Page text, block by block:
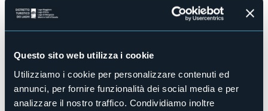
Questo sito web utilizza i cookie
Utilizziamo i cookie per personalizzare contenuti ed
annunci, per fornire funzionalità dei social media e per
analizzare il nostro traffico. Condividiamo inoltre
Accesso disabili
No
Centro benessere
Sala congressi
No
Piscina
No